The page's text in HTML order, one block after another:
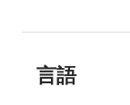
言語